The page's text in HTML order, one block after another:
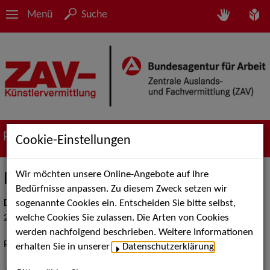
Menü Suche
Portfolio
Privacy statement
Datum
28.07.2020
Privacy statement.
Cookie-Einstellungen
Wir möchten unsere Online-Angebote auf Ihre
Bedürfnisse anpassen. Zu diesem Zweck setzen wir
sogenannte Cookies ein. Entscheiden Sie bitte selbst,
welche Cookies Sie zulassen. Die Arten von Cookies
werden nachfolgend beschrieben. Weitere Informationen
erhalten Sie in unserer
Datenschutzerklärung